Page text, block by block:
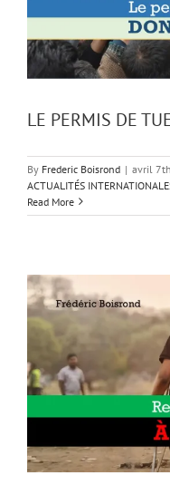
LE PERMIS DE
By Frederic Boisrond | avril
ACTUALITÉS
Read More